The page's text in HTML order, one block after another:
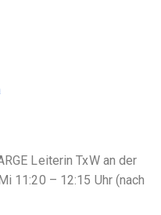
Leiterin TxW an der
11:20 – 12:15 Uhr (nach